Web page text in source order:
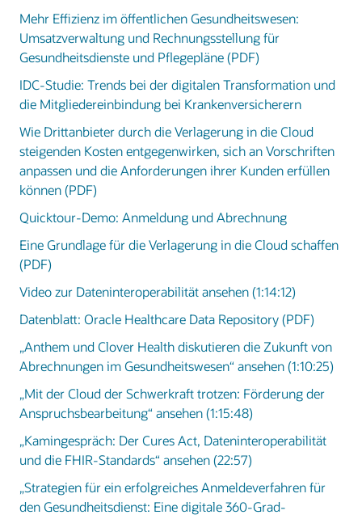
Mehr Effizienz im öffentlichen Gesundheitswesen:
Umsatzverwaltung und Rechnungsstellung für
Gesundheitsdienste und Pflegepläne (PDF)
IDC-Studie: Trends bei der digitalen Transformation und
die Mitgliedereinbindung bei Krankenversicherern
Wie Drittanbieter durch die Verlagerung in die Cloud
steigenden Kosten entgegenwirken, sich an Vorschriften
anpassen und die Anforderungen ihrer Kunden erfüllen
können (PDF)
Quicktour-Demo: Anmeldung und Abrechnung
Eine Grundlage für die Verlagerung in die Cloud schaffen
(PDF)
Video zur Dateninteroperabilität ansehen (1:14:12)
Datenblatt: Oracle Healthcare Data Repository (PDF)
„Anthem und Clover Health diskutieren die Zukunft von
Abrechnungen im Gesundheitswesen“ ansehen (1:10:25)
„Mit der Cloud der Schwerkraft trotzen: Förderung der
Anspruchsbearbeitung“ ansehen (1:15:48)
„Kamingespräch: Der Cures Act, Dateninteroperabilität
und die FHIR-Standards“ ansehen (22:57)
„Strategien für ein erfolgreiches Anmeldeverfahren für
den Gesundheitsdienst: Eine digitale 360-Grad-